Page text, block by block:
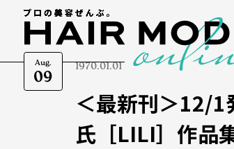
Aug.
09
1970.01.01
＜最新刊＞12/1
氏［LILI］作品